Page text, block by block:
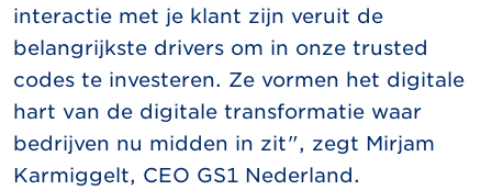
interactie met je klant zijn veruit de
belangrijkste drivers om in onze trusted
codes te investeren. Ze vormen het digitale
hart van de digitale transformatie waar
bedrijven nu midden in zit", zegt Mirjam
Karmiggelt, CEO GS1 Nederland.